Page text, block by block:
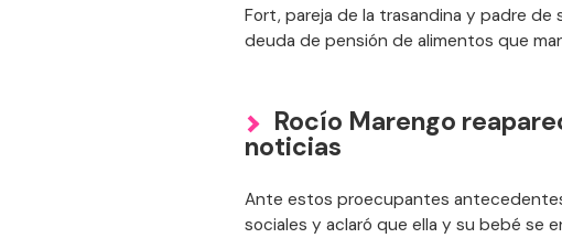
Fort, pareja de la trasandina y padre de
deuda de pensión de alimentos que
Rocío Marengo
noticias
Ante estos proecupantes
sociales y aclaró que ella y su bebé se